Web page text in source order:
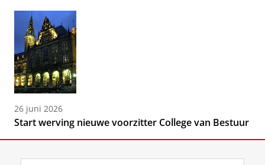
26 juni 2026
Start werving nieuwe voorzitter College van Bestuur